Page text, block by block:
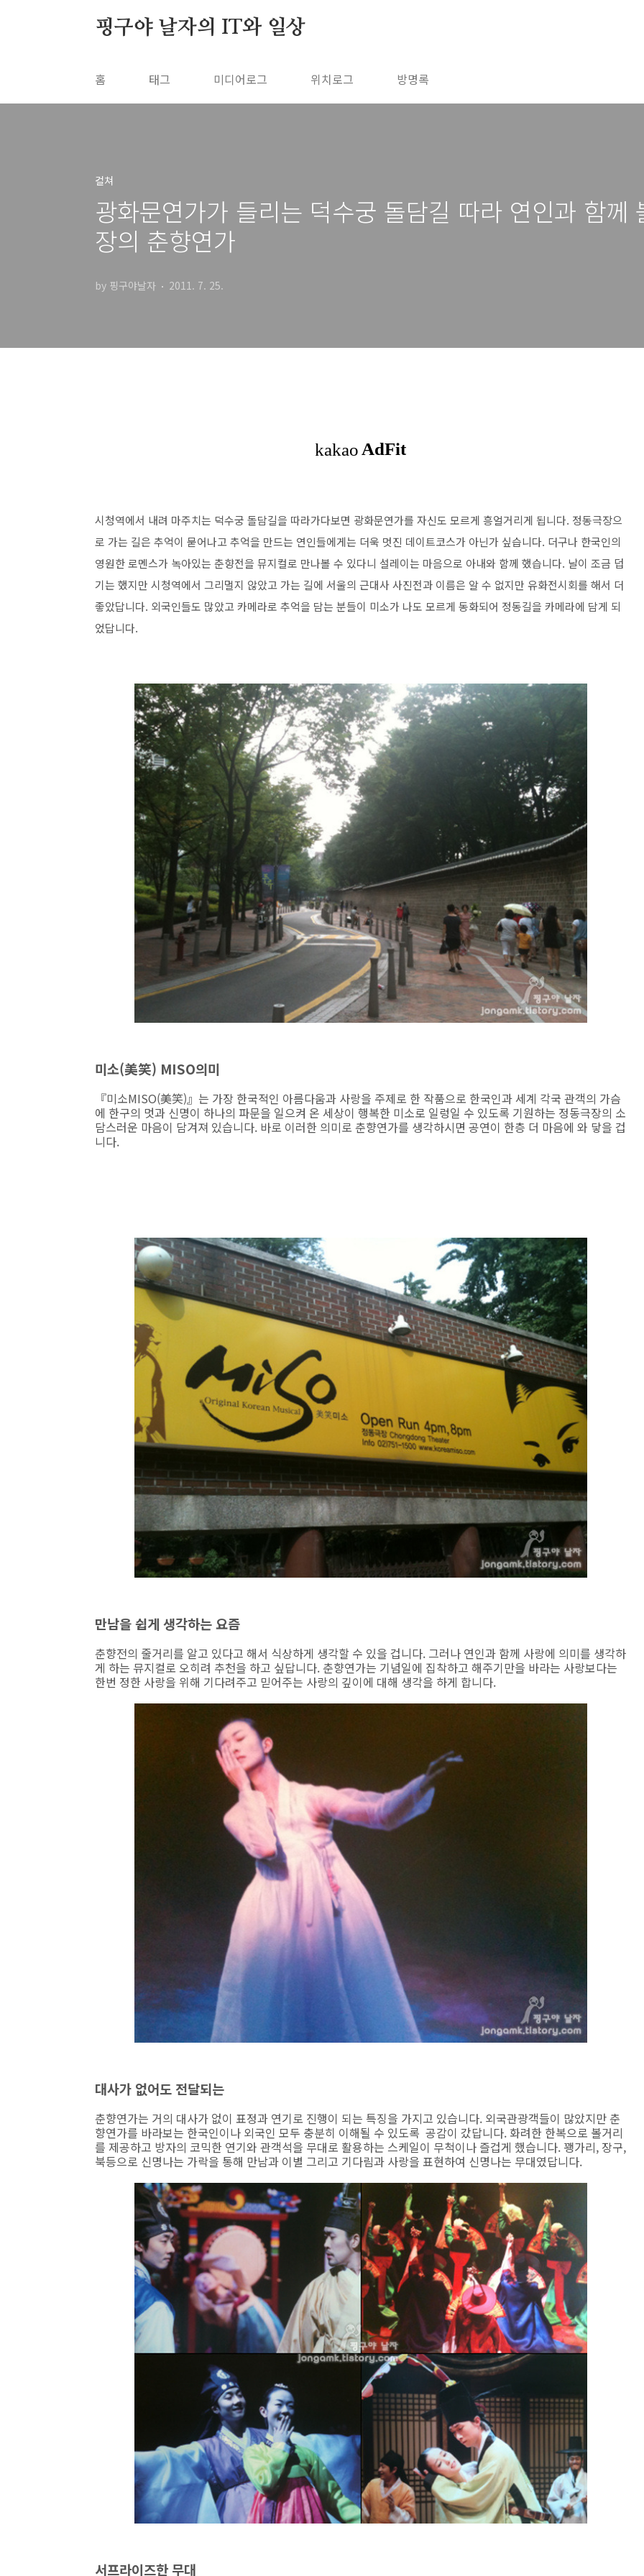
핑구야 날자의 IT와 일상
홈 태그 미디어로그 위치로그 방명록
컬쳐
광화문연가가 들리는 덕수궁 돌담길 따라 연인과 함께
장의 춘향연가
by 핑구야날자 2011. 7. 25.
시청역에서 내려 마주치는 덕수궁 돌담길을 따라가다보면 광화문연가를 자신도 모르게 흥얼거리게 됩니다. 정동극장으
로 가는 길은 추억이 묻어나고 추억을 만드는 연인들에게는 더욱 멋진 데이트코스가 아닌가 싶습니다. 더구나 한국인의
영원한 로멘스가 녹아있는 춘향전을 뮤지컬로 만나볼 수 있다니 설레이는 마음으로 아내와 함께 했습니다. 날이 조금 덥
기는 했지만 시청역에서 그리멀지 않았고 가는 길에 서울의 근대사 사진전과 이름은 알 수 없지만 유화전시회를 해서 더
좋았답니다. 외국인들도 많았고 카메라로 추억을 담는 분들이 미소가 나도 모르게 동화되어 정동길을 카메라에 담게 되
었답니다.
미소(美笑) MISO의미
『미소MISO(美笑)』는 가장 한국적인 아름다움과 사랑을 주제로 한 작품으로 한국인과 세계 각국 관객의 가슴
에 한구의 멋과 신명이 하나의 파문을 일으켜 온 세상이 행복한 미소로 일렁일 수 있도록 기원하는 정동극장의 소
담스러운 마음이 담겨져 있습니다. 바로 이러한 의미로 춘향연가를 생각하시면 공연이 한층 더 마음에 와 닿을 겁
니다.
만남을 쉽게 생각하는 요즘
춘향전의 줄거리를 알고 있다고 해서 식상하게 생각할 수 있을 겁니다. 그러나 연인과 함께 사랑에 의미를 생각하
게 하는 뮤지컬로 오히려 추천을 하고 싶답니다. 춘향연가는 기념일에 집착하고 해주기만을 바라는 사랑보다는
한번 정한 사랑을 위해 기다려주고 믿어주는 사랑의 깊이에 대해 생각을 하게 합니다.
대사가 없어도 전달되는
춘향연가는 거의 대사가 없이 표정과 연기로 진행이 되는 특징을 가지고 있습니다. 외국관광객들이 많았지만 춘
향연가를 바라보는 한국인이나 외국인 모두 충분히 이해될 수 있도록 공감이 갔답니다. 화려한 한복으로 볼거리
를 제공하고 방자의 코믹한 연기와 관객석을 무대로 활용하는 스케일이 무척이나 즐겁게 했습니다. 꽹가리, 장구,
북등으로 신명나는 가락을 통해 만남과 이별 그리고 기다림과 사랑을 표현하여 신명나는 무대였답니다.
서프라이즈한 무대